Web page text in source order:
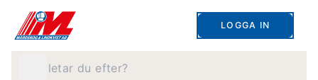
LOGGA IN